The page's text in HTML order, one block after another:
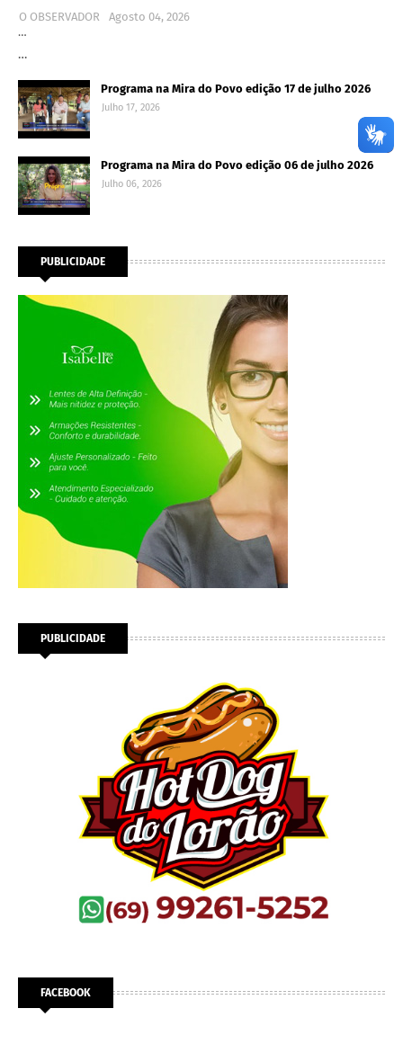
O OBSERVADOR
Agosto 04, 2026
…
…
Programa na Mira do Povo edição 17 de julho 2026
Julho 17, 2026
Programa na Mira do Povo edição 06 de julho 2026
Julho 06, 2026
PUBLICIDADE
PUBLICIDADE
FACEBOOK